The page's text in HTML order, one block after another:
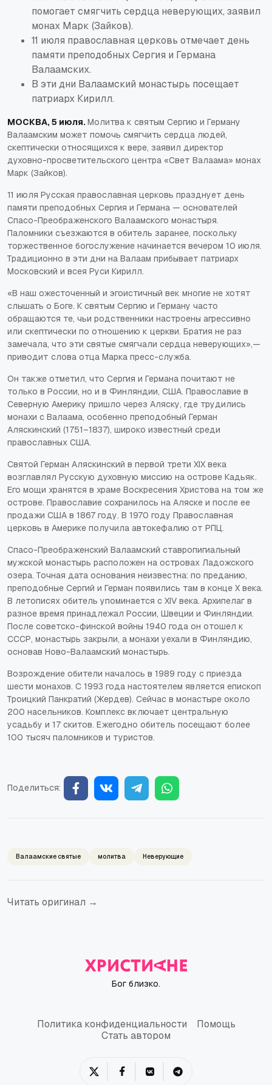
помогает смягчить сердца неверующих, заявил
монах Марк (Зайков).
11 июля православная церковь отмечает день
памяти преподобных Сергия и Германа
Валаамских.
В эти дни Валаамский монастырь посещает
патриарх Кирилл.
МОСКВА, 5 июля.Молитва к святым Сергию и Герману
Валаамским может помочь смягчить сердца людей,
скептически относящихся к вере, заявил директор
духовно-просветительского центра «Свет Валаама» монах
Марк (Зайков).
11 июля Русская православная церковь празднует день
памяти преподобных Сергия и Германа — основателей
Спасо-Преображенского Валаамского монастыря.
Паломники съезжаются в обитель заранее, поскольку
торжественное богослужение начинается вечером 10 июля.
Традиционно в эти дни на Валаам прибывает патриарх
Московский и всея Руси Кирилл.
«В наш ожесточенный и эгоистичный век многие не хотят
слышать о Боге. К святым Сергию и Герману часто
обращаются те, чьи родственники настроены агрессивно
или скептически по отношению к церкви. Братия не раз
замечала, что эти святые смягчали сердца неверующих»,—
приводит слова отца Марка пресс-служба.
Он также отметил, что Сергия и Германа почитают не
только в России, но и в Финляндии, США. Православие в
Северную Америку пришло через Аляску, где трудились
монахи с Валаама, особенно преподобный Герман
Аляскинский (1751–1837), широко известный среди
православных США.
Святой Герман Аляскинский в первой трети XIX века
возглавлял Русскую духовную миссию на острове Кадьяк.
Его мощи хранятся в храме Воскресения Христова на том же
острове. Православие сохранилось на Аляске и после ее
продажи США в 1867 году. В 1970 году Православная
церковь в Америке получила автокефалию от РПЦ.
Спасо-Преображенский Валаамский ставропигиальный
мужской монастырь расположен на островах Ладожского
озера. Точная дата основания неизвестна: по преданию,
преподобные Сергий и Герман появились там в конце X века.
В летописях обитель упоминается с XIV века. Архипелаг в
разное время принадлежал России, Швеции и Финляндии.
После советско-финской войны 1940 года он отошел к
СССР, монастырь закрыли, а монахи уехали в Финляндию,
основав Ново-Валаамский монастырь.
Возрождение обители началось в 1989 году с приезда
шести монахов. С 1993 года настоятелем является епископ
Троицкий Панкратий (Жердев). Сейчас в монастыре около
200 насельников. Комплекс включает центральную
усадьбу и 17 скитов. Ежегодно обитель посещают более
100 тысяч паломников и туристов.
Поделиться:
Валаамские святые молитва Неверующие
Читать оригинал →
Бог близко.
Политика конфиденциальности
Политика конфиденциальности
Помощь
Стать автором